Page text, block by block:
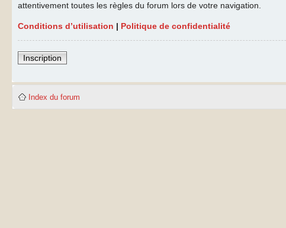
attentivement toutes les règles du forum lors de votre navigation.
Conditions d’utilisation | Politique de confidentialité
Inscription
Index du forum